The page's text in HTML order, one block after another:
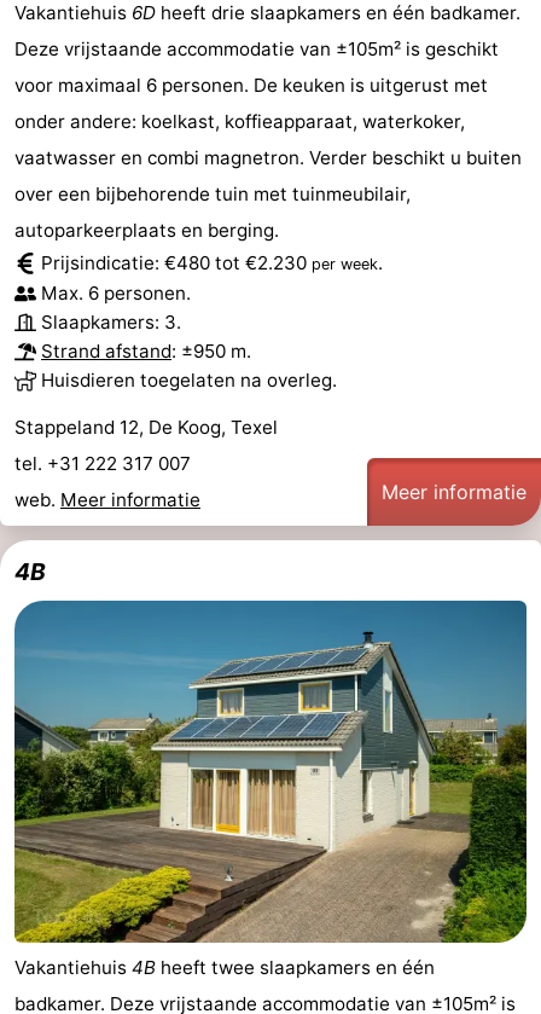
Holland
-
Schoorlse
Bergen
Zee
-
Alkmaar
-
Egmond
aan
Zee
-
Noordhollands
duinreservaat
-
Wijk
Zee
-
Natuur
Zuid-
Kennermerland
Amsterdam
-
Haarlem
-
Zandvoort
Weer
Vakantiehuis 6D heeft drie slaapkamers en één badkamer.
Deze vrijstaande accommodatie van ±105m² is geschikt
voor maximaal 6 personen. De keuken is uitgerust met
onder andere: koelkast, koffieapparaat, waterkoker,
vaatwasser en combi magnetron. Verder beschikt u buiten
over een bijbehorende tuin met tuinmeubilair,
autoparkeerplaats en berging.
Prijsindicatie: €480 tot €2.230 per week.
Max. 6 personen.
Slaapkamers: 3.
Strand afstand: ±950 m.
Huisdieren toegelaten na overleg.
Stappeland 12, De Koog, Texel
tel. +31 222 317 007
web. Meer informatie Meer informatie
4B
Vakantiehuis 4B heeft twee slaapkamers en één
badkamer. Deze vrijstaande accommodatie van ±105m² is